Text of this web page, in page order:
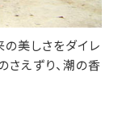
美しさをダイレ
さえずり、潮の香